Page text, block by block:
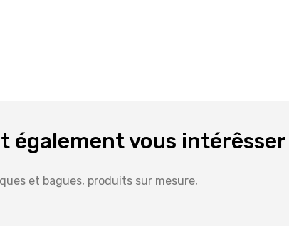
également vous intérêsser
et bagues, produits sur mesure,